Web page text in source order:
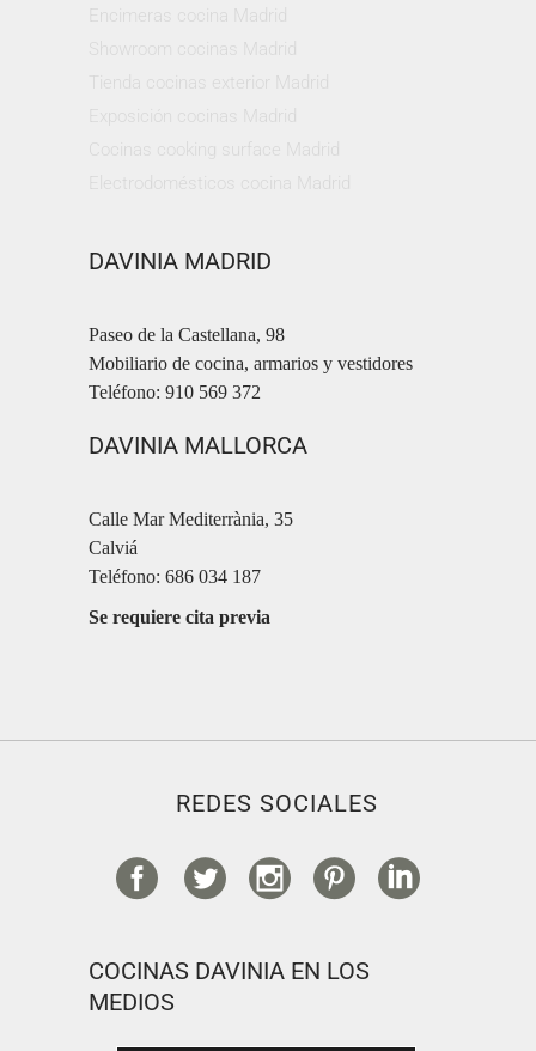
DAVINIA MADRID
Paseo de la Castellana, 98
Mobiliario de cocina, armarios y vestidores
Teléfono: 910 569 372
DAVINIA MALLORCA
Calle Mar Mediterrània, 35
Calviá
Teléfono: 686 034 187
Se requiere cita previa
REDES SOCIALES
COCINAS DAVINIA EN LOS
MEDIOS